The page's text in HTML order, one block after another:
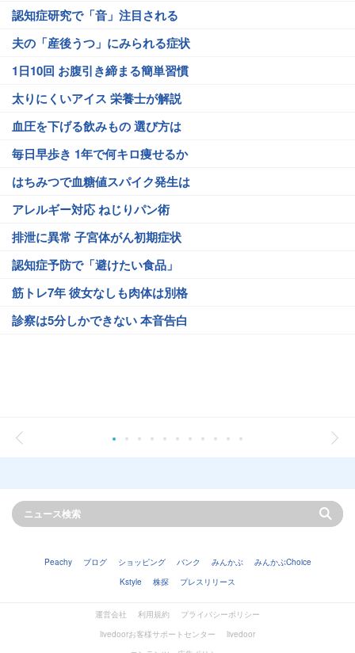
認知症研究で「音」注目される
夫の「産後うつ」にみられる症状
1日10回 お腹引き締まる簡単習慣
太りにくいアイス 栄養士が解説
血圧を下げる飲みもの 選び方は
毎日早歩き 1年で何キロ痩せるか
はちみつで血糖値スパイク発生は
アレルギー対応 ねじりパン術
排泄に異常 子宮体がん初期症状
認知症予防で「避けたい食品」
筋トレ7年 彼女なしも肉体は別格
診察は5分しかできない 本音告白
Peachy ブログ ショッピング バンク みんかぶ
みんかぶChoice
Kstyle
株探 プレスリリース
運営会社 利用規約
プライバシーポリシー
livedoorお客様サポートセンター
livedoor